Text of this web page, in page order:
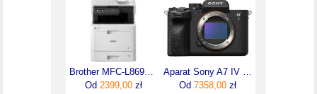
Od 2399,00 zł
Od 7358,00 zł